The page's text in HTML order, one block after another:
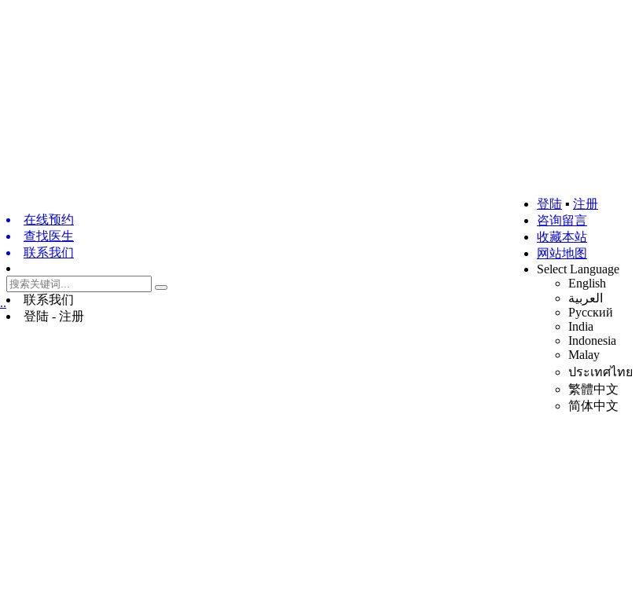
登陆 ▪ 注册
咨询留言
收藏本站
网站地图
Select Language
English
العربية
Русский
India
Indonesia
Malay
ประเทศไทย
繁體中文
简体中文
在线预约
查找医生
联系我们
联系我们
登陆 - 注册